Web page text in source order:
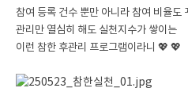
참여 등록 건수 뿐만 아니라 참여 비율도
관리만 열심히 해도 실천지수가 쌓이는
이런 참한 후관리 프로그램이라니 💖 💖